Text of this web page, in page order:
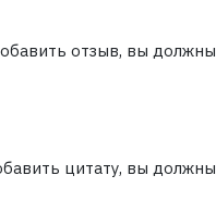
отзыв, вы должны
цитату, вы должны